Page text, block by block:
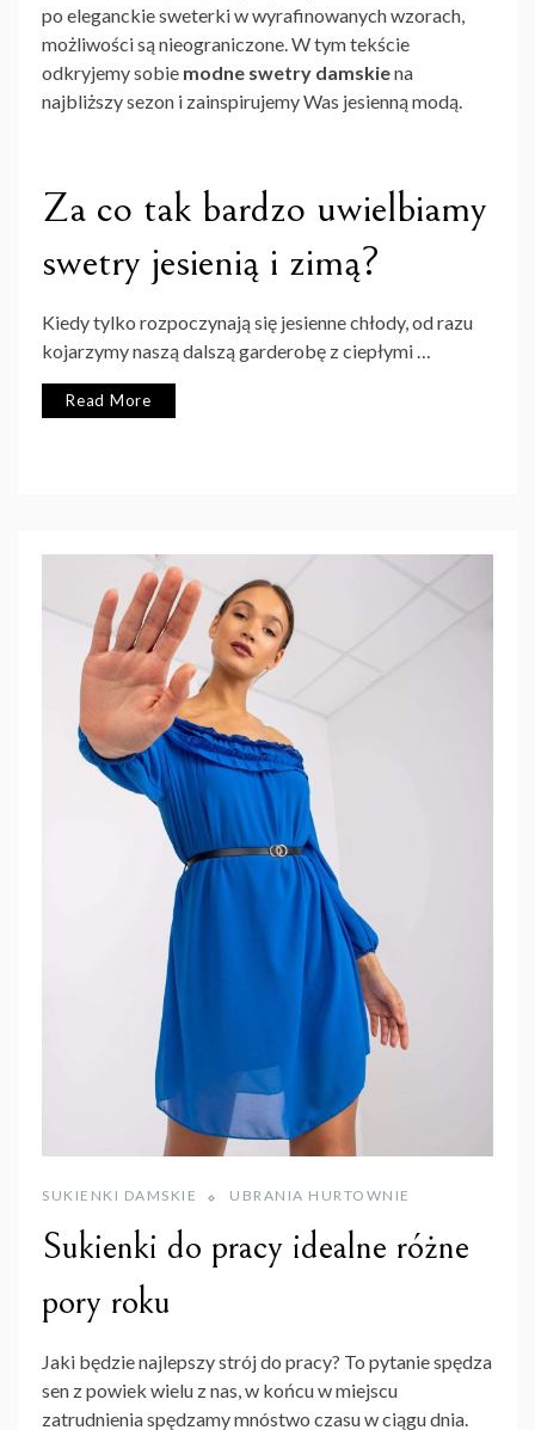
po eleganckie sweterki w wyrafinowanych wzorach,
możliwości są nieograniczone. W tym tekście
odkryjemy sobie modne swetry damskiena
najbliższy sezon i zainspirujemy Was jesienną modą.
Za co tak bardzo uwielbiamy
swetry jesienią i zimą?
Kiedy tylko rozpoczynają się jesienne chłody, od razu
kojarzymy naszą dalszą garderobę z ciepłymi …
Read More
SUKIENKI DAMSKIE UBRANIA HURTOWNIE
Sukienki do pracy idealne różne
pory roku
Jaki będzie najlepszy strój do pracy? To pytanie spędza
sen z powiek wielu z nas, w końcu w miejscu
zatrudnienia spędzamy mnóstwo czasu w ciągu dnia.